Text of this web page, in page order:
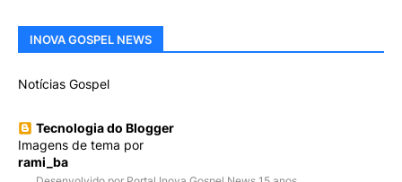
INOVA GOSPEL NEWS
Notícias Gospel
Tecnologia do Blogger
Imagens de tema por
rami_ba